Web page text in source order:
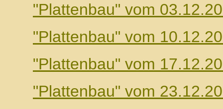
"Plattenbau" vom
"Plattenbau" vom
"Plattenbau" vom
"Plattenbau" vom